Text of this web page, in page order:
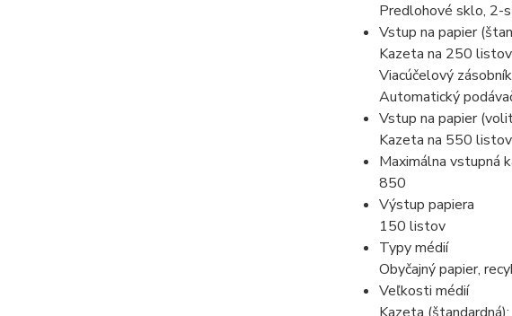
Predlohové sklo, 2-
Vstup na papier
Kazeta na 250 listov
Viacúčelový
Automatický
Vstup na papier
Kazeta na 550 listov
Maximálna vstupná
850
Výstup papiera
150 listov
Typy médií
Obyčajný papier,
Veľkosti médií